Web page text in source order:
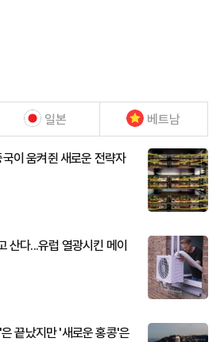
일본 베트남
이 움켜쥔 새로운 전략자
산다...유럽 열광시킨 메이
끝났지만 '새로운 홍콩'은